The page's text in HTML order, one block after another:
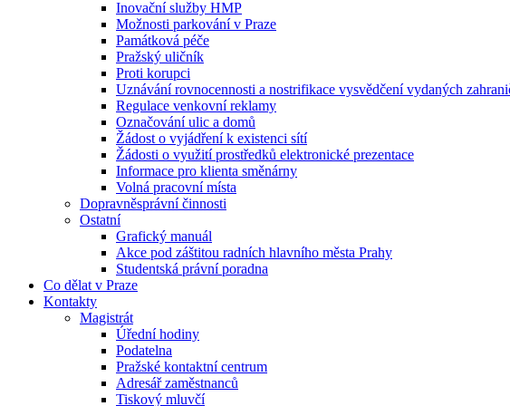
Inovační služby HMP
Možnosti parkování v Praze
Památková péče
Pražský uličník
Proti korupci
Uznávání rovnocennosti a nostrifikace vysvědčení vydaných
Regulace venkovní reklamy
Označování ulic a domů
Žádost o vyjádření k existenci sítí
Žádosti o využití prostředků elektronické prezentace
Informace pro klienta směnárny
Volná pracovní místa
Dopravněsprávní činnosti
Ostatní
Grafický manuál
Akce pod záštitou radních hlavního města Prahy
Studentská právní poradna
Co dělat v Praze
Kontakty
Magistrát
Úřední hodiny
Podatelna
Pražské kontaktní centrum
Adresář zaměstnanců
Tiskový mluvčí